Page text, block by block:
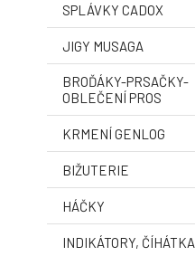
SPLÁVKY CADOX
JIGY MUSAGA
BROĎÁKY-PRSAČKY-
OBLEČENÍ PROS
KRMENÍ GENLOG
BIŽUTERIE
HÁČKY
INDIKÁTORY, ČÍHÁTKA